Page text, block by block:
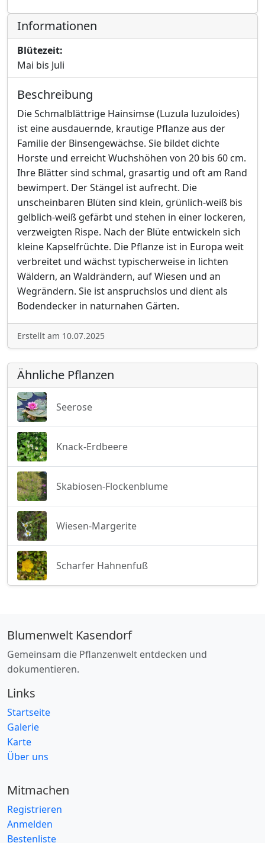
Informationen
Blütezeit:
Mai bis Juli
Beschreibung
Die Schmalblättrige Hainsimse (Luzula luzuloides)
ist eine ausdauernde, krautige Pflanze aus der
Familie der Binsengewächse. Sie bildet dichte
Horste und erreicht Wuchshöhen von 20 bis 60 cm.
Ihre Blätter sind schmal, grasartig und oft am Rand
bewimpert. Der Stängel ist aufrecht. Die
unscheinbaren Blüten sind klein, grünlich-weiß bis
gelblich-weiß gefärbt und stehen in einer lockeren,
verzweigten Rispe. Nach der Blüte entwickeln sich
kleine Kapselfrüchte. Die Pflanze ist in Europa weit
verbreitet und wächst typischerweise in lichten
Wäldern, an Waldrändern, auf Wiesen und an
Wegrändern. Sie ist anspruchslos und dient als
Bodendecker in naturnahen Gärten.
Erstellt am 10.07.2025
Ähnliche Pflanzen
Seerose
Knack-Erdbeere
Skabiosen-Flockenblume
Wiesen-Margerite
Scharfer Hahnenfuß
Blumenwelt Kasendorf
Gemeinsam die Pflanzenwelt entdecken und
dokumentieren.
Links
Startseite
Galerie
Karte
Über uns
Mitmachen
Registrieren
Anmelden
Bestenliste